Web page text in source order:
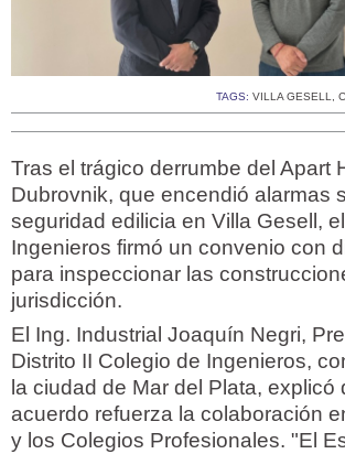
TAGS: VILLA GESELL,
Tras el trágico derrumbe del Apart
Dubrovnik, que encendió alarmas
seguridad edilicia en Villa Gesell,
Ingenieros firmó un convenio con
para inspeccionar las
jurisdicción.
El Ing. Industrial Joaquín Negri,
Distrito II Colegio de Ingenieros,
la ciudad de Mar del Plata, explicó
acuerdo refuerza la colaboración
y los Colegios Profesionales. "El